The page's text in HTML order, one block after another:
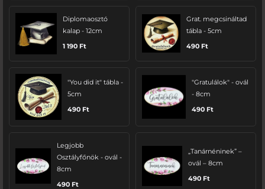
Diplomaosztó
kalap - 12cm
1 190 Ft
Grat. megcsináltad
tábla - 5cm
490 Ft
"You did it" tábla -
5cm
490 Ft
"Gratulálok" - ovál
- 8cm
490 Ft
Legjobb
Osztályfőnök - ovál -
8cm
490 Ft
„Tanárnéninek” –
ovál – 8cm
490 Ft